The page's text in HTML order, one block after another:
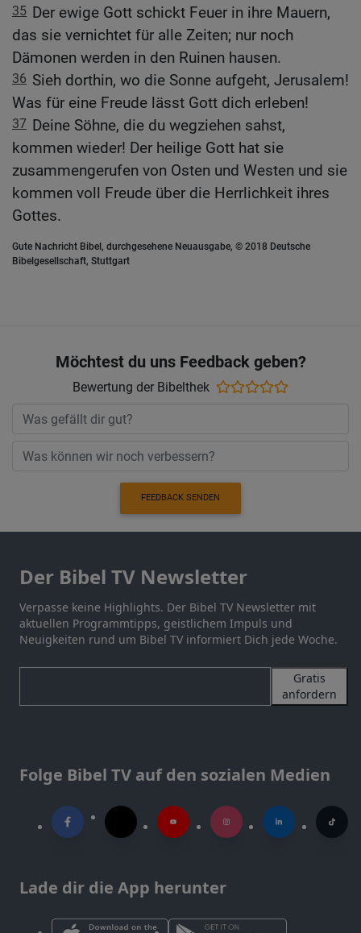
35 Der ewige Gott schickt Feuer in ihre Mauern,
das sie vernichtet für alle Zeiten; nur noch
Dämonen werden in den Ruinen hausen.
36 Sieh dorthin, wo die Sonne aufgeht, Jerusalem!
Was für eine Freude lässt Gott dich erleben!
37 Deine Söhne, die du wegziehen sahst,
kommen wieder! Der heilige Gott hat sie
zusammengerufen von Osten und Westen und sie
kommen voll Freude über die Herrlichkeit ihres
Gottes.
Gute Nachricht Bibel, durchgesehene Neuausgabe, © 2018 Deutsche
Bibelgesellschaft, Stuttgart
Möchtest du uns Feedback geben?
Bewertung der Bibelthek
FEEDBACK SENDEN
Der Bibel TV Newsletter
Verpasse keine Highlights. Der Bibel TV Newsletter mit
aktuellen Programmtipps, geistlichem Impuls und
Neuigkeiten rund um Bibel TV informiert Dich jede Woche.
Gratis
anfordern
Folge Bibel TV auf den sozialen Medien
Lade dir die App herunter